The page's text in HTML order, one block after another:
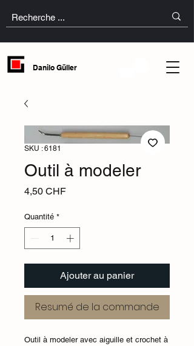
Danilo Güller
SKU : 6181
Outil à modeler
4,50 CHFPrix
Quantité *
Ajouter au panier
Resumé de la commande
Outil à modeler avec aiguille et crochet à